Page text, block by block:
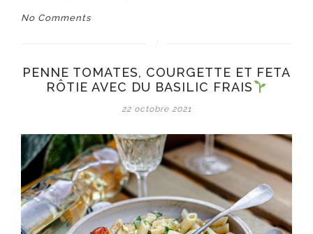
No Comments
PENNE TOMATES, COURGETTE ET FETA
RÔTIE AVEC DU BASILIC FRAIS
22 octobre 2021